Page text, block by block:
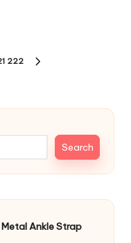
222
Search
Ankle Strap